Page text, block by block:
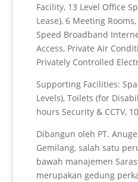
Facility, 13 Level Office
Lease), 6 Meeting
Speed Broadband
Access, Private Air
Privately Controlled
Supporting Facilities:
Levels), Toilets (for
hours Security & CCTV,
Dibangun oleh PT.
Gemilang, salah satu
bawah manajemen
merupakan gedung